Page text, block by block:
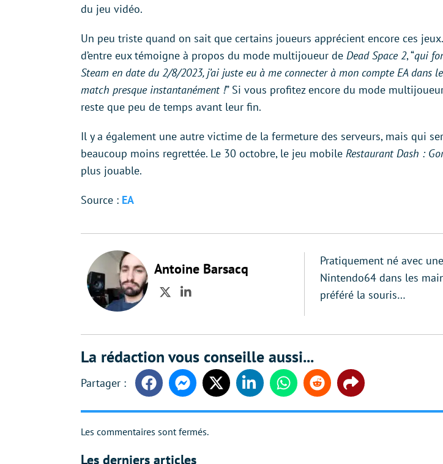
du jeu vidéo.
Un peu triste quand on sait que certains joueurs apprécient encore ces jeux.
d’entre eux témoigne à propos du mode multijoueur de Dead Space 2, “qui
Steam en date du 2/8/2023, j’ai juste eu à me connecter à mon compte EA dans
match presque instantanément !” Si vous profitez encore du mode
reste que peu de temps avant leur fin.
Il y a également une autre victime de la fermeture des serveurs, mais qui
beaucoup moins regrettée. Le 30 octobre, le jeu mobile Restaurant Dash :
plus jouable.
Source : EA
Antoine Barsacq
TwitterLinkedIn
Pratiquement né avec
Nintendo64 dans les
préféré la souris…
La rédaction vous conseille aussi...
FacebookMessengerTwitter LinkedinWhatsappReddit Share
Les commentaires sont fermés.
Les derniers articles